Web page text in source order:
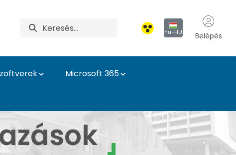
hu-HU Belépés
Microsoft 365
Igazgatóság